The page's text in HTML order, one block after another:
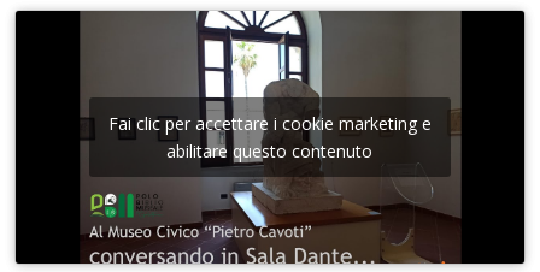
Fai clic per accettare i cookie marketing e
abilitare questo contenuto